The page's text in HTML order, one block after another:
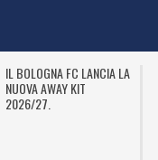
IL BOLOGNA FC LANCIA LA
NUOVA AWAY KIT
2026/27.